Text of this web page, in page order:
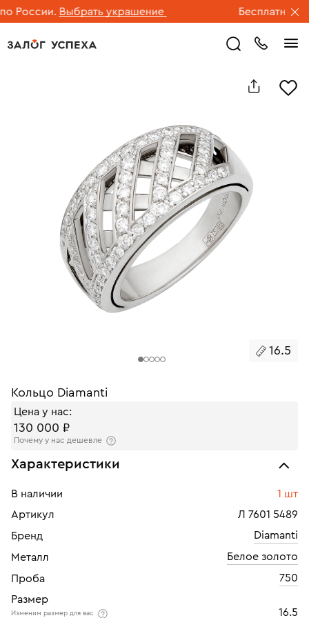
России. Выбрать украшение Бесплатная
16.5
Кольцо Diamanti
Цена у нас:
130 000 ₽
Почему у нас дешевле
Характеристики
В наличии
1 шт
Артикул
Л 7601 5489
Бренд
Diamanti
Металл
Белое золото
Проба
750
Размер
Изменим размер для вас
16.5